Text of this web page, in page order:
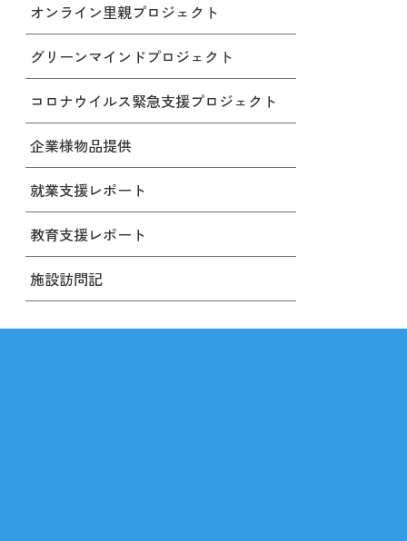
オンライン里親プロジェクト
グリーンマインドプロジェクト
コロナウイルス緊急支援プロジェクト
企業様物品提供
就業支援レポート
教育支援レポート
施設訪問記